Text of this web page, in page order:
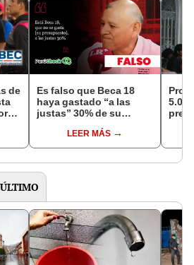
de
Es falso que Beca 18
haya gastado “a las
justas” 30% de su
indicó el candidato
Napoleón Becerra
LEER MÁS
y